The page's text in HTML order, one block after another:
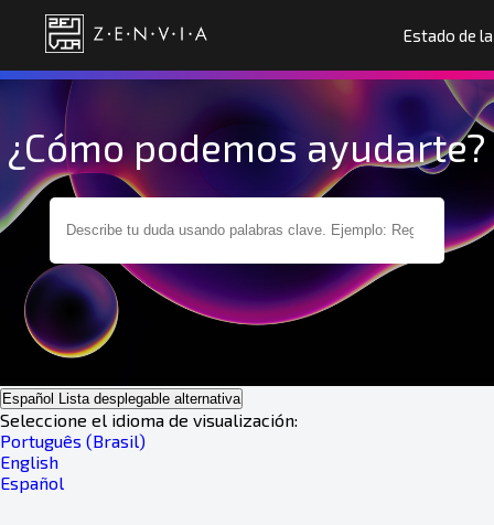
Estado de
¿Cómo podemos ayudarte?
Español Lista desplegable alternativa
Seleccione el idioma de visualización:
Português (Brasil)
English
Español